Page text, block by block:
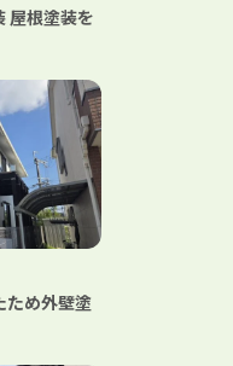
屋根塗装を
ため外壁塗